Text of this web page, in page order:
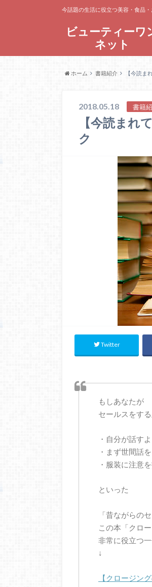
ビューティーワ
ネット
今話題の生活に役立つ美容・食品
ホーム 書籍紹介 【今読ま
2018.05.18 書籍
【今読まれ
ク
Twitter
もしあなたが
セールスをする
・自分が話す
・まず世間話
・服装に注意
といった
「昔ながらの
この本「クロ
非常に役立つ
↓
【 クロージン